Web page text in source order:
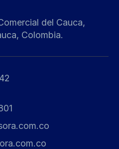
del Cauca,
Colombia.